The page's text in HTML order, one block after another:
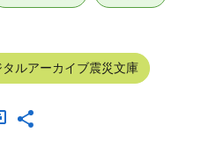
ルアーカイブ震災文庫